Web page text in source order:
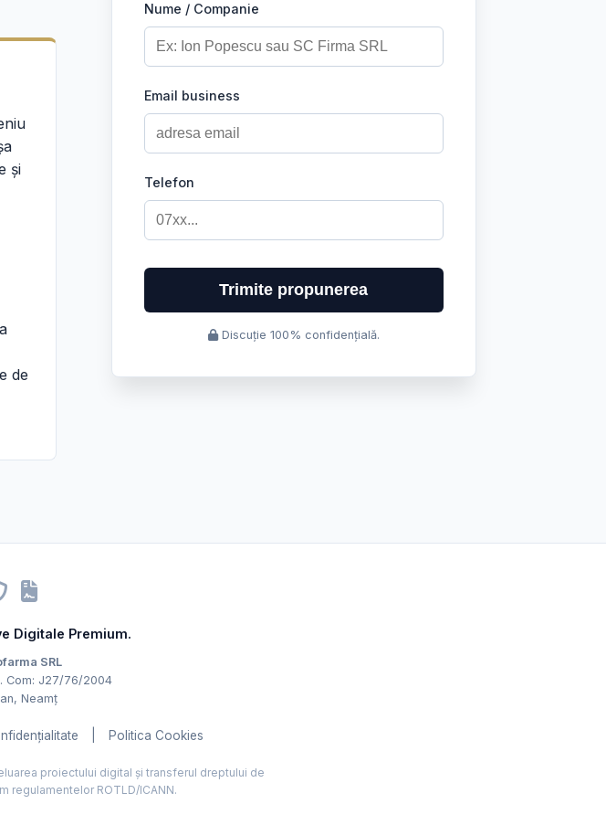
și
de
Nume / Companie
Email business
Telefon
Trimite propunerea
Discuție 100% confidențială.
Digitale Premium.
SRL
Com: J27/76/2004
Neamț
Politica Cookies
proiectului digital și transferul dreptului de
regulamentelor ROTLD/ICANN.